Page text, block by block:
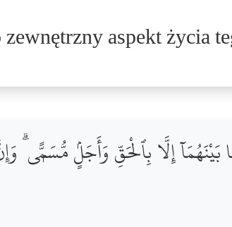
aspekt życia
إِلَّا بِٱلْحَقِّ وَأَجَلٍۢ مُّسَمًّۭى